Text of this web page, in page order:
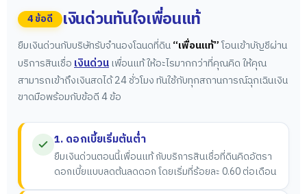
4 ข้อดี เงินด่วนทันใจเพื่อนแท้
ยืมเงินด่วนกับบริษัทรับจำนองโฉนดที่ดิน“เพื่อนแท้”โอนเข้าบัญชีผ่าน
บริการสินเชื่อเงินด่วนเพื่อนแท้ ให้อะไรมากกว่าที่คุณคิด ให้คุณ
สามารถเข้าถึงเงินสดได้ 24 ชั่วโมง ทันใช้กับทุกสถานการณ์ฉุกเฉินเงิน
ขาดมือพร้อมกับข้อดี 4 ข้อ
1. ดอกเบี้ยเริ่มต้นต่ำ
ยืมเงินด่วนตอนนี้เพื่อนแท้ กับบริการสินเชื่อที่ดินคิดอัตรา
ดอกเบี้ยแบบลดต้นลดดอก โดยเริ่มที่ร้อยละ 0.60 ต่อเดือน